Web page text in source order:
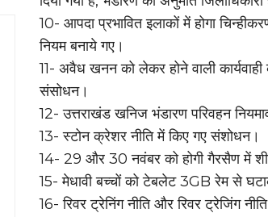
10- आपदा प्रभावित इलाकों में होगा
नियम बनाये गए।
11- अवैध खनन को लेकर होने वाली
संसोधन।
12- उत्तराखंड खनिज भंडारण परिवहन
13- स्टोन क्रेशर नीति में किए गए संशोधन।
14- 29 और 30 नवंबर को होगी गैरसैण में
15- मेधावी बच्चों को टेबलेट 3GB रेम से
16- रिवर ट्रेनिंग नीति और रिवर ट्रेजिंग